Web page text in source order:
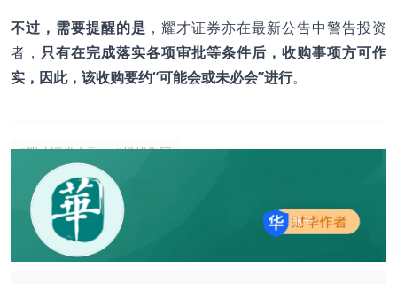
不过，需要提醒的是 ，耀才证券亦在最新公告中警告投资
者， 只有在完成落实各项审批等条件后，收购事项方可作
实，因此，该收购要约“可能会或未必会”进行。
#耀才证券金融 #蚂蚁集团
瓶子